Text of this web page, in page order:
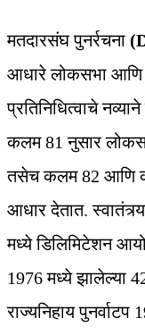
मतदारसंघ पुनर्रचना
आधारे लोकसभा आणि
प्रतिनिधित्वाचे
कलम 81 नुसार
तसेच कलम 82 आणि
आधार देतात.
मध्ये डिलिमिटेशन
1976 मध्ये झालेल्या
राज्यनिहाय